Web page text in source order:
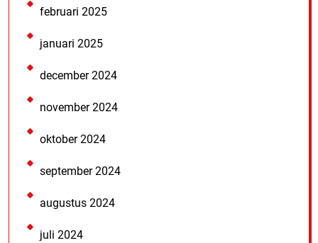
februari 2025
januari 2025
december 2024
november 2024
oktober 2024
september 2024
augustus 2024
juli 2024